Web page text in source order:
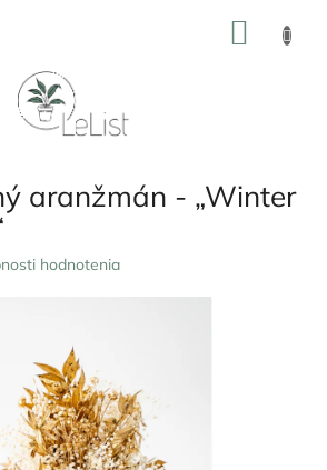
aranžmán - „Winter
hodnotenia